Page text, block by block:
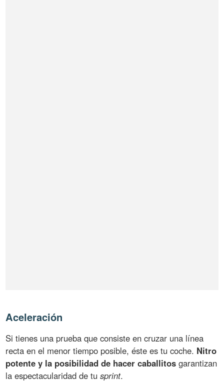
Aceleración
Si tienes una prueba que consiste en cruzar una línea
recta en el menor tiempo posible, éste es tu coche. Nitro
potente y la posibilidad de hacer caballitos garantizan
la espectacularidad de tusprint.